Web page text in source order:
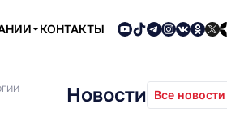
КОНТАКТЫ
Новости Все новости